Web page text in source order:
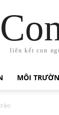
liên kết con
MÔI